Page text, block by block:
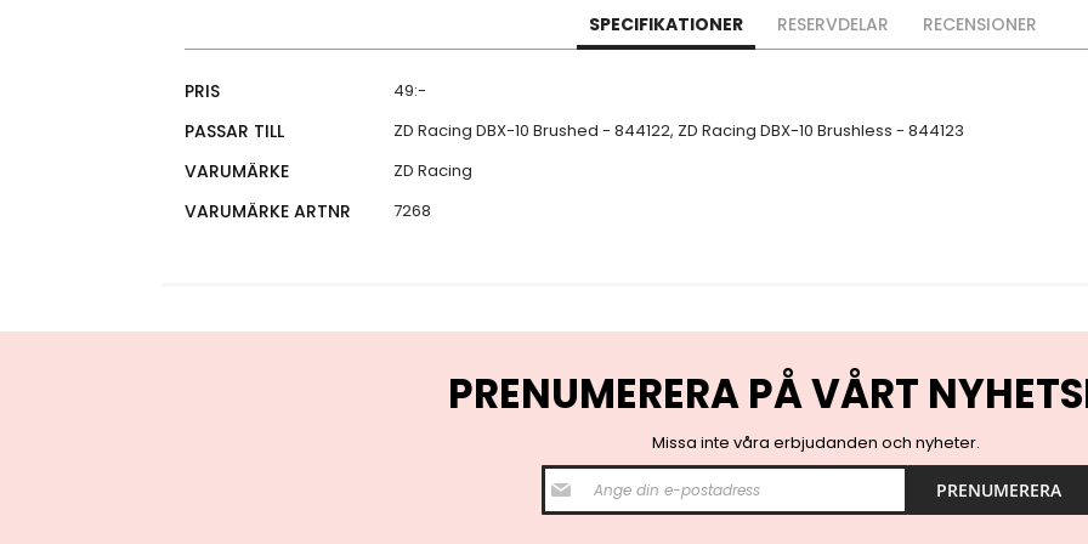
SPECIFIKATIONER
Specifikationer
PRIS 49:-
PASSAR TILL ZD Racing DBX-10 Brushed - 844122, ZD Racing DBX-10 Brushless - 844123
VARUMÄRKE ZD Racing
VARUMÄRKE ARTNR 7268
RESERVDELAR RECENSIONER
PRENUMERERA PÅ VÅRT
Missa inte våra erbjudanden och nyheter.
S
i
g
PRENUMERERA